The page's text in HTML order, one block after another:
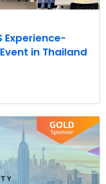
Experience-
in Thailand